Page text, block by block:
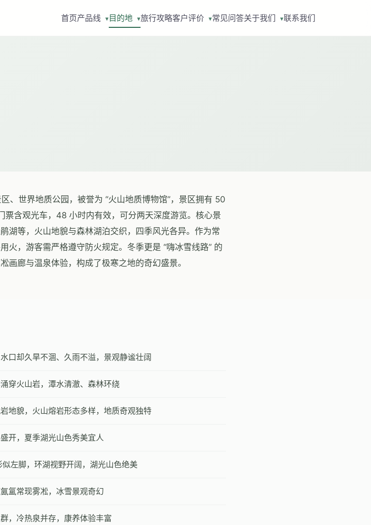
首页产品线 ▾目的地 ▾旅行攻略客户评价 ▾常见问答关于我们 ▾联系我们
、世界地质公园，被誉为 “火山地质博物馆”，景区拥有 50
含观光车，48 小时内有效，可分两天深度游览。核心景
湖等，火山地貌与森林湖泊交织，四季风光各异。作为常
火，游客需严格遵守防火规定。冬季更是 “嗨冰雪线路” 的
画廊与温泉体验，构成了极寒之地的奇幻盛景。
却久旱不涸、久雨不溢，景观静谧壮阔
穿火山岩，潭水清澈、森林环绕
貌，火山熔岩形态多样，地质奇观独特
开，夏季湖光山色秀美宜人
左脚，环湖视野开阔，湖光山色绝美
氲常现雾凇，冰雪景观奇幻
，冷热泉并存，康养体验丰富